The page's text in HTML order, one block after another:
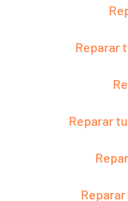
Reparar
Reparar
Reparar